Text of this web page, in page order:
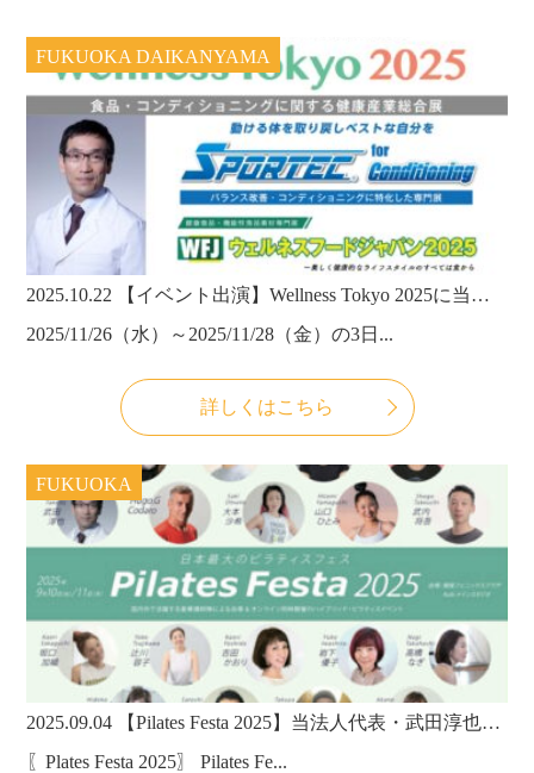
FUKUOKA DAIKANYAMA
2025.10.22
【イベント出演】Wellness Tokyo 2025に当法人の理事長・武田淳也医師が登壇！
2025/11/26（水）～2025/11/28（金）の3日...
詳しくはこちら
FUKUOKA
2025.09.04
【Pilates Festa 2025】当法人代表・武田淳也医師が出演いたします！
〖Plates Festa 2025〗 Pilates Fe...